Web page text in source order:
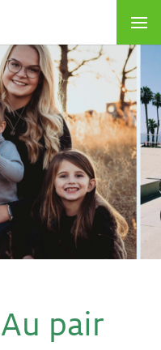
pair